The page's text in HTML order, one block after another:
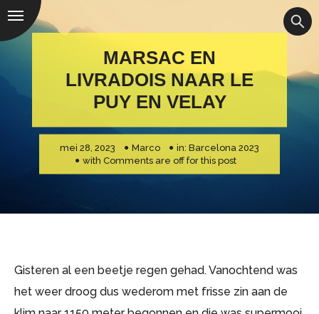
MARSAC EN
LIVRADOIS NAAR LE
PUY EN VELAY
mei 28, 2023 Marco in: Barcelona 2023
with Comments are off for this post
Gisteren al een beetje regen gehad. Vanochtend was
het weer droog dus wederom met frisse zin aan de